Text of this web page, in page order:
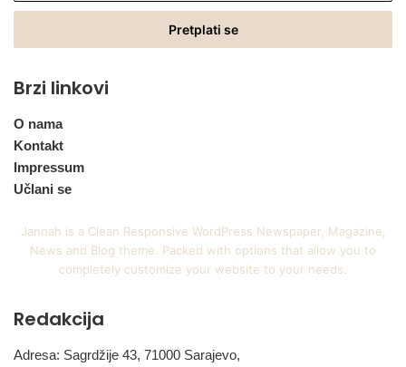
Email
Brzi linkovi
O nama
Kontakt
Impressum
Učlani se
Jannah is a Clean Responsive WordPress Newspaper, Magazine,
News and Blog theme. Packed with options that allow you to
completely customize your website to your needs.
Redakcija
Adresa: Sagrdžije 43, 71000 Sarajevo,